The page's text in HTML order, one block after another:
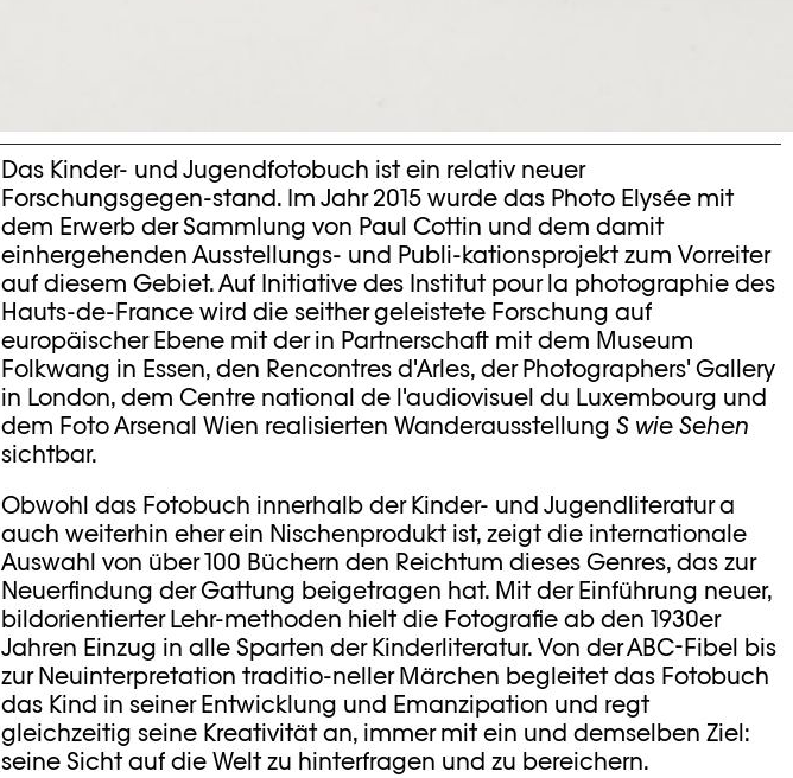
Das Kinder- und Jugendfotobuch ist ein relativ neuer
Forschungsgegen-stand. Im Jahr 2015 wurde das Photo Elysée mit
dem Erwerb der Sammlung von Paul Cottin und dem damit
einhergehenden Ausstellungs- und Publi-kationsprojekt zum Vorreiter
auf diesem Gebiet. Auf Initiative des Institut pour la photographie des
Hauts-de-France wird die seither geleistete Forschung auf
europäischer Ebene mit der in Partnerschaft mit dem Museum
Folkwang in Essen, den Rencontres d'Arles, der Photographers' Gallery
in London, dem Centre national de l'audiovisuel du Luxembourg und
dem Foto Arsenal Wien realisierten Wanderausstellung S wie Sehen
sichtbar.
Obwohl das Fotobuch innerhalb der Kinder- und Jugendliteratur a
auch weiterhin eher ein Nischenprodukt ist, zeigt die internationale
Auswahl von über 100 Büchern den Reichtum dieses Genres, das zur
Neuerfindung der Gattung beigetragen hat. Mit der Einführung neuer,
bildorientierter Lehr-methoden hielt die Fotografie ab den 1930er
Jahren Einzug in alle Sparten der Kinderliteratur. Von der ABC-Fibel bis
zur Neuinterpretation traditio-neller Märchen begleitet das Fotobuch
das Kind in seiner Entwicklung und Emanzipation und regt
gleichzeitig seine Kreativität an, immer mit ein und demselben Ziel:
seine Sicht auf die Welt zu hinterfragen und zu bereichern.